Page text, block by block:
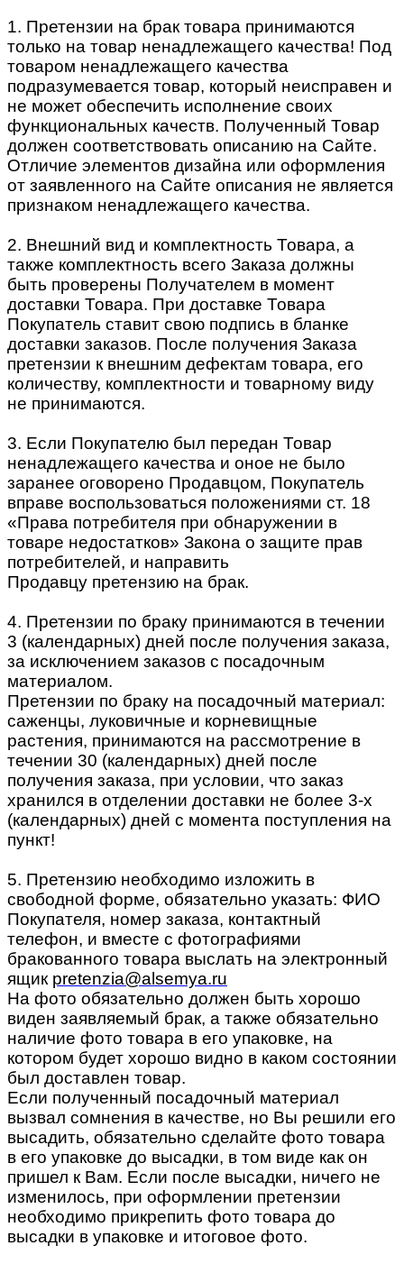
1. Претензии на брак товара принимаются
только на товар ненадлежащего качества! Под
товаром ненадлежащего качества
подразумевается товар, который неисправен и
не может обеспечить исполнение своих
функциональных качеств. Полученный Товар
должен соответствовать описанию на Сайте.
Отличие элементов дизайна или оформления
от заявленного на Сайте описания не является
признаком ненадлежащего качества.
2. Внешний вид и комплектность Товара, а
также комплектность всего Заказа должны
быть проверены Получателем в момент
доставки Товара. При доставке Товара
Покупатель ставит свою подпись в бланке
доставки заказов. После получения Заказа
претензии к внешним дефектам товара, его
количеству, комплектности и товарному виду
не принимаются.
3. Если Покупателю был передан Товар
ненадлежащего качества и оное не было
заранее оговорено Продавцом, Покупатель
вправе воспользоваться положениями ст. 18
«Права потребителя при обнаружении в
товаре недостатков» Закона о защите прав
потребителей, и направить
Продавцу претензию на брак.
4. Претензии по браку принимаются в течении
3 (календарных) дней после получения заказа,
за исключением заказов с посадочным
материалом.
Претензии по браку на посадочный материал:
саженцы, луковичные и корневищные
растения, принимаются на рассмотрение в
течении 30 (календарных) дней после
получения заказа, при условии, что заказ
хранился в отделении доставки не более 3-х
(календарных) дней с момента поступления на
пункт!
5. Претензию необходимо изложить в
свободной форме, обязательно указать: ФИО
Покупателя, номер заказа, контактный
телефон, и вместе с фотографиями
бракованного товара выслать на электронный
ящик pretenzia@alsemya.ru
На фото обязательно должен быть хорошо
виден заявляемый брак, а также обязательно
наличие фото товара в его упаковке, на
котором будет хорошо видно в каком состоянии
был доставлен товар.
Если полученный посадочный материал
вызвал сомнения в качестве, но Вы решили его
высадить, обязательно сделайте фото товара
в его упаковке до высадки, в том виде как он
пришел к Вам. Если после высадки, ничего не
изменилось, при оформлении претензии
необходимо прикрепить фото товара до
высадки в упаковке и итоговое фото.